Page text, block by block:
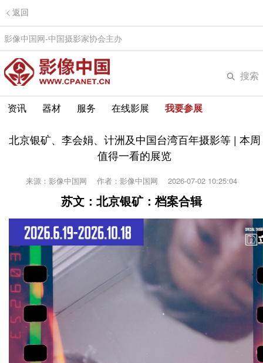
返回
影像中国网-中国摄影家协会主办
搜索
资讯 器材 服务 在线影展 我要参展
北京银矿、李会娟、计洲及中国台湾百年摄影等 | 本周
值得一看的展览
来源：影像中国网 作者：影像中国网 2026-07-02 10:25:04
苏文：北京银矿：档案合辑